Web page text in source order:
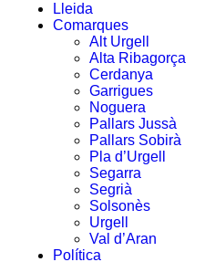
Lleida
Comarques
Alt Urgell
Alta Ribagorça
Cerdanya
Garrigues
Noguera
Pallars Jussà
Pallars Sobirà
Pla d’Urgell
Segarra
Segrià
Solsonès
Urgell
Val d’Aran
Política